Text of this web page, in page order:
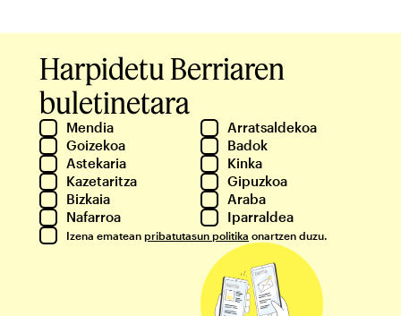
Harpidetu Berriaren
buletinetara
Mendia
Arratsaldekoa
Goizekoa
Badok
Astekaria
Kinka
Kazetaritza
Gipuzkoa
Bizkaia
Araba
Nafarroa
Iparraldea
Izena ematean pribatutasun politika onartzen duzu.